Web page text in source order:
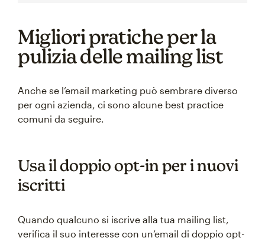
Migliori pratiche per la
pulizia delle mailing list
Anche se l’email marketing può sembrare diverso
per ogni azienda, ci sono alcune best practice
comuni da seguire.
Usa il doppio opt-in per i nuovi
iscritti
Quando qualcuno si iscrive alla tua mailing list,
verifica il suo interesse con un’email di doppio opt-